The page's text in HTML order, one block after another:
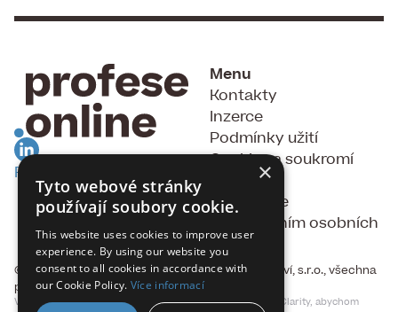
RSS Feed
Menu
Kontakty
Inzerce
Podmínky užití
Cookies a soukromí
Souhlas se
zpracováním osobních
údajů
© 2015 - 2026, Fakta, vydavatelství a nakladatelství, s.r.o., všechna
práva vyhrazena
Vylepšujeme naše produkty a reklamu pomocí Microsoft Clarity, abychom
×
Tyto webové stránky
používají soubory cookie.
This website uses cookies to improve user
experience. By using our website you
consent to all cookies in accordance with
our Cookie Policy. Více informací